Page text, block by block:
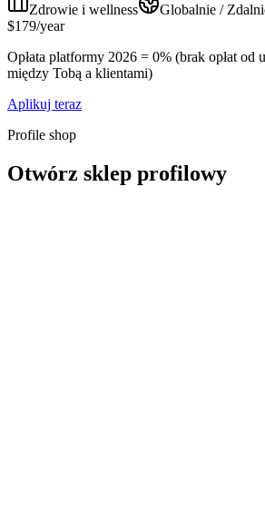
Zdrowie i wellness Globalnie /
$179/year
Opłata platformy 2026 = 0% (brak opłat od
między Tobą a klientami)
Aplikuj teraz
Profile shop
Otwórz sklep profilowy